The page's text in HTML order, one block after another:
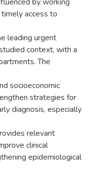
access to
leading urgent
context, with a
The
socioeconomic
strategies for
diagnosis, especially
relevant
clinical
epidemiological